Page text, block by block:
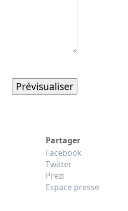
Partager
Facebook
Twitter
Prezi
Espace presse